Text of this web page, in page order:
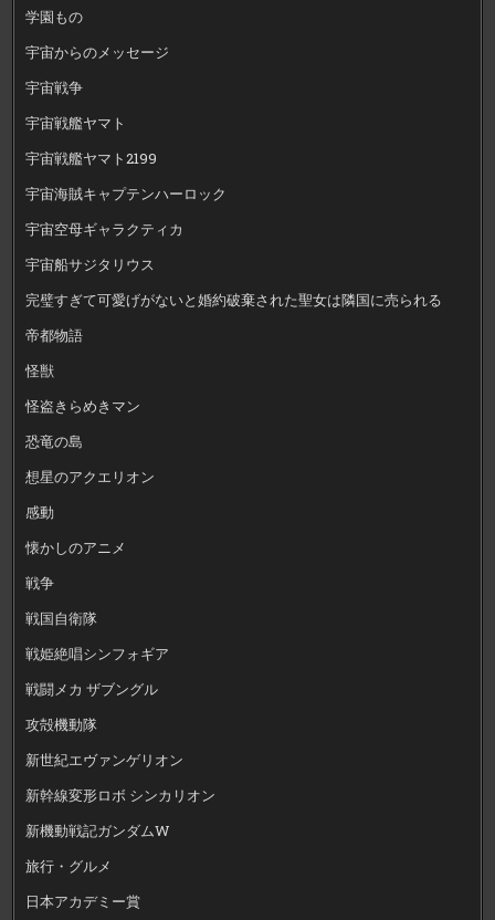
学園もの
宇宙からのメッセージ
宇宙戦争
宇宙戦艦ヤマト
宇宙戦艦ヤマト2199
宇宙海賊キャプテンハーロック
宇宙空母ギャラクティカ
宇宙船サジタリウス
完璧すぎて可愛げがないと婚約破棄された聖女は隣国に売られる
帝都物語
怪獣
怪盗きらめきマン
恐竜の島
想星のアクエリオン
感動
懐かしのアニメ
戦争
戦国自衛隊
戦姫絶唱シンフォギア
戦闘メカ ザブングル
攻殻機動隊
新世紀エヴァンゲリオン
新幹線変形ロボ シンカリオン
新機動戦記ガンダムW
旅行・グルメ
日本アカデミー賞